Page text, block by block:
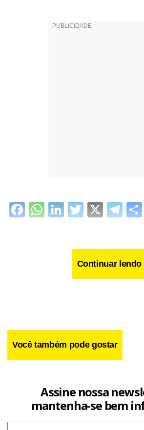
Facebook
WhatsApp
LinkedIn
Twitter
X
Continuar lendo
Você também pode gostar
Assine nossa
mantenha-se bem